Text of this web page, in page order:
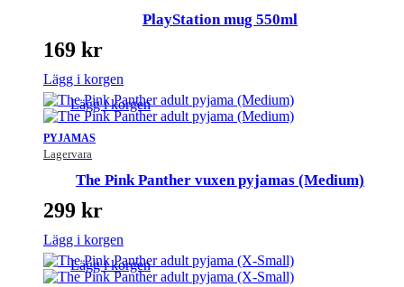
PlayStation mug 550ml
169 kr
Lägg i korgen
PYJAMAS
Lagervara
Lägg i korgen
The Pink Panther vuxen pyjamas (Medium)
299 kr
Lägg i korgen
Lägg i korgen